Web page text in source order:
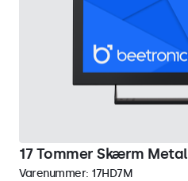
17 Tommer Skærm Metal
Varenummer: 17HD7M